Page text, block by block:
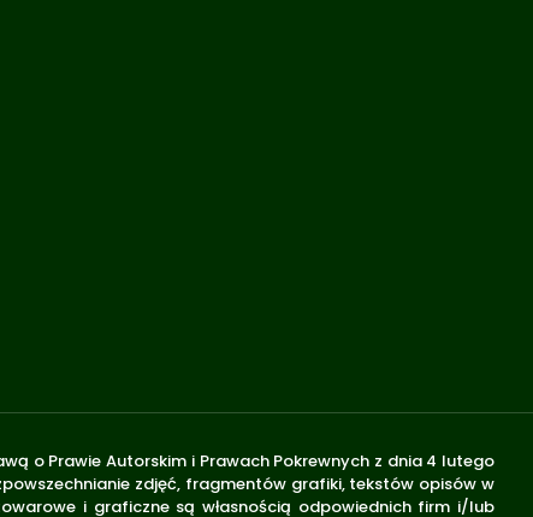
o Prawie Autorskim i Prawach Pokrewnych z dnia 4 lutego
zdjęć, fragmentów grafiki, tekstów opisów w
i graficzne są własnością odpowiednich firm i/lub